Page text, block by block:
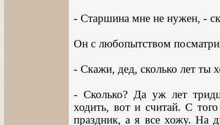
- Старшина мне не нужен, -
Он с любопытством
- Скажи, дед, сколько лет ты
- Сколько? Да уж лет
ходить, вот и считай. С
праздник, а я все хожу. На